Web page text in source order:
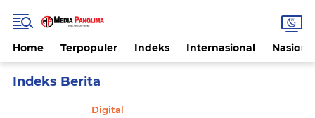
Home Terpopuler Indeks Internasional
Digital